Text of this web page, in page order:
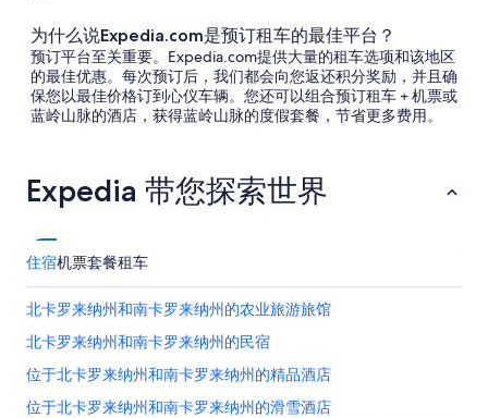
为什么说Expedia.com是预订租车的最佳平台？
预订平台至关重要。Expedia.com提供大量的租车选项和该地区
的最佳优惠。每次预订后，我们都会向您返还积分奖励，并且确
保您以最佳价格订到心仪车辆。您还可以组合预订租车 + 机票或
蓝岭山脉的酒店，获得蓝岭山脉的度假套餐，节省更多费用。
Expedia 带您探索世界
住宿机票套餐租车
北卡罗来纳州和南卡罗来纳州的农业旅游旅馆
北卡罗来纳州和南卡罗来纳州的民宿
位于北卡罗来纳州和南卡罗来纳州的精品酒店
位于北卡罗来纳州和南卡罗来纳州的滑雪酒店